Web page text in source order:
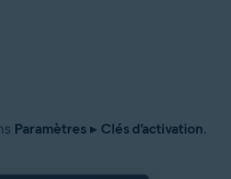
Paramètres▸ Clés d’activation.